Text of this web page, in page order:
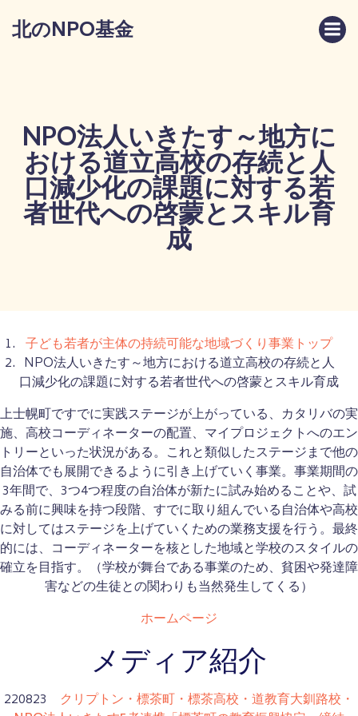
ス
キ
ッ
プ
北のNPO基金
NPO法人いきたす～地方に
おける道立高校の存続と人
口減少化の課題に対する若
者世代への啓蒙とスキル育
成
子ども若者が主体の持続可能な地域づくり事業トップ
NPO法人いきたす～地方における道立高校の存続と人
口減少化の課題に対する若者世代への啓蒙とスキル育成
上士幌町ですでに実践ステージが上がっている、カタリバの実
施、高校コーディネーターの配置、マイプロジェクトへのエン
トリーといった状況がある。これと類似したステージまで他の
自治体でも展開できるように引き上げていく事業。事業期間の
3年間で、3つ4つ程度の自治体が新たに試み始めることや、試
みる前に興味を持つ段階、すでに取り組んでいる自治体や高校
に対してはステージを上げていくための業務支援を行う。最終
的には、コーディネーターを核とした地域と学校のスタイルの
確立を目指す。（学校が舞台である事業のため、貧困や発達障
害などの生徒との関わりも当然発生してくる）
ホームページ
メディア紹介
220823 クリプトン・標茶町・標茶高校・道教育大釧路校・